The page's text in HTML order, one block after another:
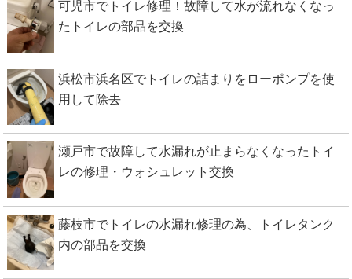
可児市でトイレ修理！故障して水が流れなくなっ
たトイレの部品を交換
浜松市浜名区でトイレの詰まりをローポンプを使
用して除去
瀬戸市で故障して水漏れが止まらなくなったトイ
レの修理・ウォシュレット交換
藤枝市でトイレの水漏れ修理の為、トイレタンク
内の部品を交換